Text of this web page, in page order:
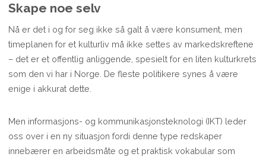
Skape noe selv
Nå er det i og for seg ikke så galt å være konsument, men
timeplanen for et kulturliv må ikke settes av markedskreftene
– det er et offentlig anliggende, spesielt for en liten kulturkrets
som den vi har i Norge. De fleste politikere synes å være
enige i akkurat dette.
Men informasjons- og kommunikasjonsteknologi (IKT) leder
oss over i en ny situasjon fordi denne type redskaper
innebærer en arbeidsmåte og et praktisk vokabular som